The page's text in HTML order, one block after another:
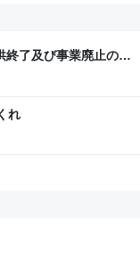
了及び事業廃止の決
れ